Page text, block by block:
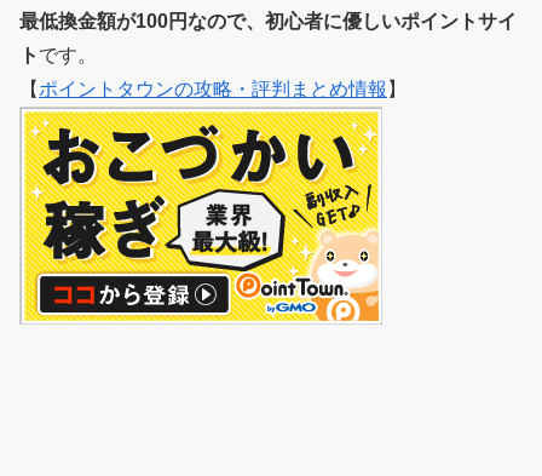
最低換金額が100円なので、初心者に優しいポイントサイ
ト です。
【ポイントタウンの攻略・評判まとめ情報 】